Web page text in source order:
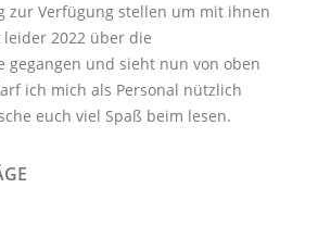
zur Verfügung stellen um mit ihnen
2022 über die
gegangen und sieht nun von oben
ich mich als Personal nützlich
euch viel Spaß beim lesen.